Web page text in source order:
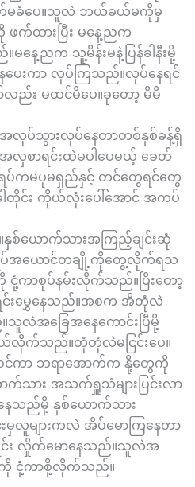
မခံပေ။သူလဲ ဘယ်ခယ်မကိုမှ
က်ထားပြီး မနေ့ညက
နေ့ညက သူ့မိန်းမနဲ့ပြန်ခါနီးမို့
ေးကာ လုပ်ကြသည်။လုပ်နေရင်
း မထင်မိပေ။ခုတော့ မိမိ
ပ်သွားလုပ်နေတာတစ်နှစ်ခန့်ရှိ
လှစာရင်းထဲမပါပေမယ့် ခေတ်
ကမပုမရှည်နှင့် တင်တွေရင်တွေ
င်း ကိုယ်လုံးပေါ်အောင် အကပ်
ယောက်သားအကြည့်ချင်းဆုံ
ရိပ်အယောင်တချို့ကိုတွေ့လိုက်ရသ
ာစုပ်နမ်းလိုက်သည်။ပြိးတော့
င်းမွှေနေသည်။အစက အိတုံလဲ
သူလဲအခြေအနေကောင်းပြီမို့
လိုက်သည်။တုံတုံလဲမငြင်းပေ။
င်ကာ ဘရာအောက်က နို့တွေကို
သား အသက်ရှူသံများပြင်းလာ
သည်မို့ နှစ်ယောက်သား
လူများကလဲ အိပ်မောကြနေတာ
လှိုက်မောနေသည်။သူလဲအ
ကို ငုံ့ကာစို့လိုက်သည်။